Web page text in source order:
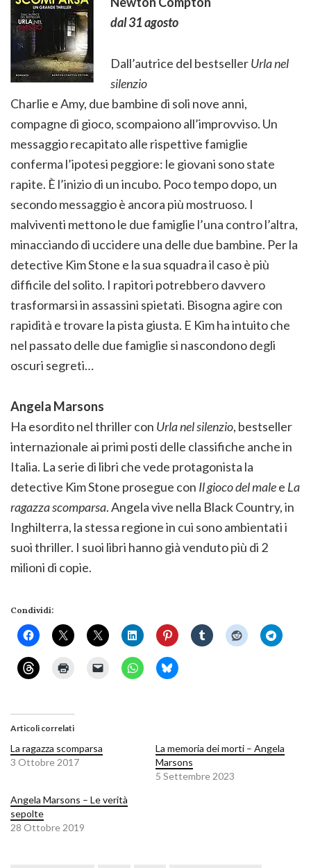
dal 31 agosto
Dall’autrice del bestsellerUrla nel
silenzio
Charlie e Amy, due bambine di soli nove anni,
compagne di gioco, scompaiono all’improvviso. Un
messaggio recapitato alle rispettive famiglie
conferma l’ipotesi peggiore: le giovani sono state
rapite. È l’inizio di un incubo. Poco tempo dopo, un
secondo messaggio è ancora più mostruoso. I
malviventi mettono le due famiglie l’una contro l’altra,
minacciando di uccidere una delle due bambine. Per la
detective Kim Stone e la sua squadra il caso è più
difficile del solito. I rapitori potrebbero davvero
trasformarsi in assassini spietati. Bisogna agire con
rapidità e trovare la pista giusta. E Kim ha intuito che
nel passato delle due famiglie si nascondono degli
oscuri segreti…
Angela Marsons
Ha esordito nel thriller con Urla nel silenzio, bestseller
internazionale ai primi posti delle classifiche anche in
Italia. La serie di libri che vede protagonista la
detective Kim Stone prosegue con Il gioco del malee La
ragazza scomparsa. Angela vive nella Black Country, in
Inghilterra, la stessa regione in cui sono ambientati i
suoi thriller. I suoi libri hanno già venduto più di 2
milioni di copie.
Condividi:
Articoli correlati
La ragazza scomparsa
3 Ottobre 2017
La memoria dei morti – Angela
Marsons
5 Settembre 2023
Angela Marsons – Le verità
sepolte
28 Ottobre 2019